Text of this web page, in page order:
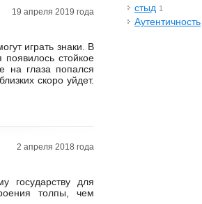
19 апреля 2019 года
играть знаки. В
стойкое
на глаза попался
скоро уйдет.
2 апреля 2018 года
государству для
толпы, чем
стыд 1
Аутентичность